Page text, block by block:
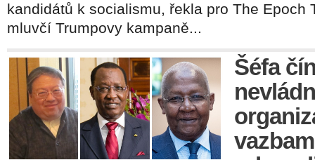
kandidátů k socialismu, řekla pro The Epoch
mluvčí Trumpovy kampaně...
Šéfa